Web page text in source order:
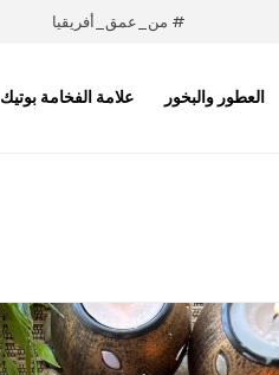
# من_عمق_أفريقيا
العطور والبخور علامة الفخامة بوتيك